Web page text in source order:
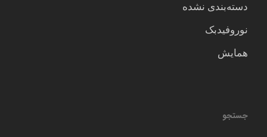
دسته‌بندی نشده
نوروفیدبک
همایش
جستجو